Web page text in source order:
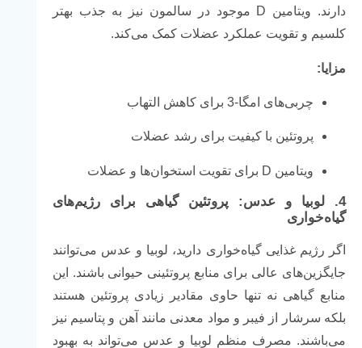
دارند. ویتامین D موجود در سالمون نیز به جذب بهتر
کلسیم و تقویت عملکرد عضلات کمک می‌کند.
مزایا:
چربی‌های امگا-3 برای کاهش التهاب
پروتئین با کیفیت برای رشد عضلات
ویتامین D برای تقویت استخوان‌ها و عضلات
4.
لوبیا و عدس: پروتئین گیاهی برای رژیم‌های
گیاه‌خواری
اگر رژیم غذایی گیاه‌خواری دارید، لوبیا و عدس می‌توانند
جایگزین‌های عالی برای منابع پروتئینی حیوانی باشند. این
منابع گیاهی نه تنها حاوی مقادیر زیادی پروتئین هستند
بلکه سرشار از فیبر و مواد معدنی مانند آهن و پتاسیم نیز
می‌باشند. مصرف منظم لوبیا و عدس می‌تواند به بهبود